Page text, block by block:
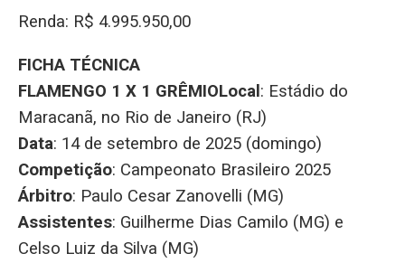
Renda: R$ 4.995.950,00
FICHA TÉCNICA
FLAMENGO 1 X 1 GRÊMIOLocal : Estádio do
Maracanã, no Rio de Janeiro (RJ)
Data: 14 de setembro de 2025 (domingo)
Competição: Campeonato Brasileiro 2025
Árbitro: Paulo Cesar Zanovelli (MG)
Assistentes: Guilherme Dias Camilo (MG) e
Celso Luiz da Silva (MG)